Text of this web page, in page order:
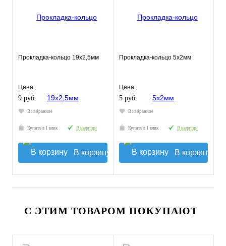
Прокладка-кольцо 19х2,5мм
Цена:
9 руб.
В избранное
Купить в 1 клик В наличии
В корзину
Прокладка-кольцо 5х2мм
Цена:
5 руб.
В избранное
Купить в 1 клик В наличии
В корзину
С ЭТИМ ТОВАРОМ ПОКУПАЮТ